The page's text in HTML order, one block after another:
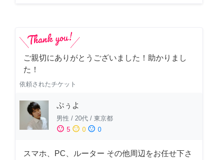
ご親切にありがとうございました！助かりまし
た！
依頼されたチケット
ぷぅよ
男性 / 20代 / 東京都
sentiment_satisfied 5 sentiment_neutral 0 sentiment_dissatisfied 0
スマホ、PC、ルーター その他周辺をお任せ下さ